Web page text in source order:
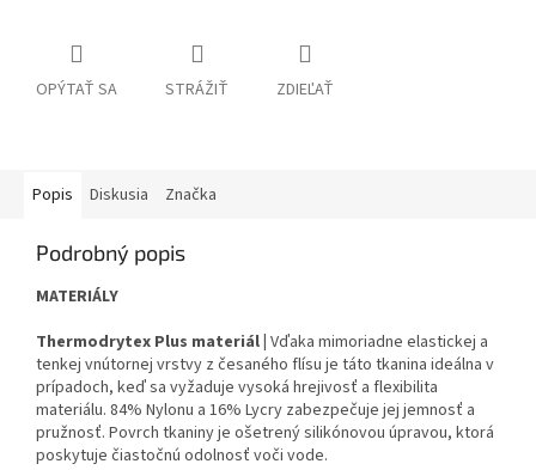
OPÝTAŤ SA STRÁŽIŤ ZDIEĽAŤ
Popis Diskusia Značka
Podrobný popis
MATERIÁLY
Thermodrytex Plus materiál | Vďaka mimoriadne elastickej a
tenkej vnútornej vrstvy z česaného flísu je táto tkanina ideálna v
prípadoch, keď sa vyžaduje vysoká hrejivosť a flexibilita
materiálu. 84% Nylonu a 16% Lycry zabezpečuje jej jemnosť a
pružnosť. Povrch tkaniny je ošetrený silikónovou úpravou, ktorá
poskytuje čiastočnú odolnosť voči vode.